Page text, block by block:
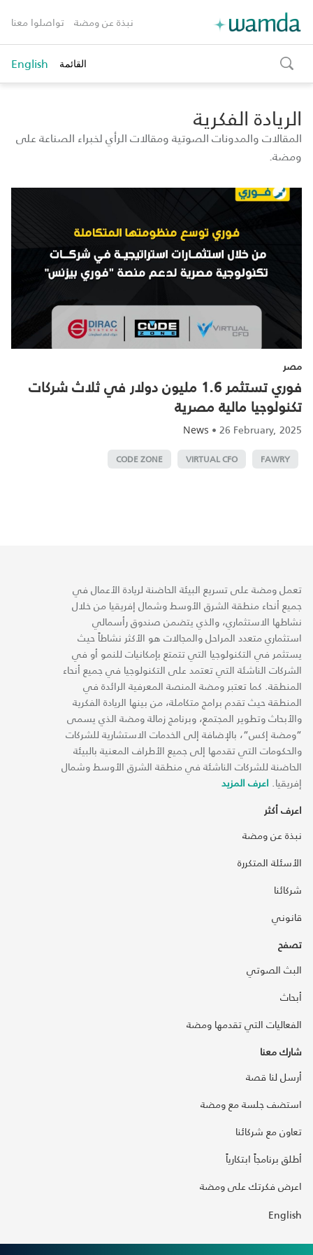
نبذة عن ومضة تواصلوا معنا
toggle
search
القائمة English
الريادة الفكرية
المقالات والمدونات الصوتية ومقالات الرأي لخبراء الصناعة على
ومضة.
مصر
فوري تستثمر 1.6 مليون دولار في ثلاث شركات
تكنولوجيا مالية مصرية
News •26 February, 2025
FAWRY
VIRTUAL CFO
CODE ZONE
تعمل ومضة على تسريع البيئة الحاضنة لريادة الأعمال في
جميع أنحاء منطقة الشرق الأوسط وشمال إفريقيا من خلال
نشاطها الاستثماري، والذي يتضمن صندوق رأسمالي
استثماري متعدد المراحل والمجالات هو الأكثر نشاطاً حيث
يستثمر في التكنولوجيا التي تتمتع بإمكانيات للنمو أو في
الشركات الناشئة التي تعتمد على التكنولوجيا في جميع أنحاء
المنطقة. كما تعتبر ومضة المنصة المعرفية الرائدة في
المنطقة حيث تقدم برامج متكاملة، من بينها الريادة الفكرية
والأبحاث وتطوير المجتمع، وبرنامج زمالة ومضة الذي يسمى
“ومضة إكس“، بالإضافة إلى الخدمات الاستشارية للشركات
والحكومات التي تقدمها إلى جميع الأطراف المعنية بالبيئة
الحاضنة للشركات الناشئة في منطقة الشرق الأوسط وشمال
إفريقيا. اعرف المزيد
اعرف أكثر
نبذة عن ومضة
الأسئلة المتكررة
شركائنا
قانوني
تصفح
البث الصوتي
أبحاث
الفعاليات التي تقدمها ومضة
شارك معنا
أرسل لنا قصة
استضف جلسة مع ومضة
تعاون مع شركائنا
أطلق برنامجاً ابتكارياً
اعرض فكرتك على ومضة
English